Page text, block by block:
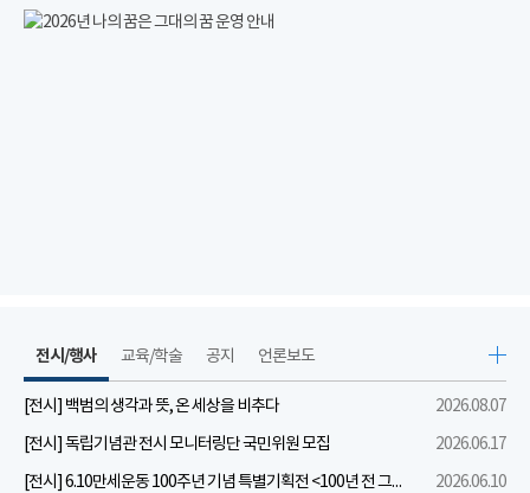
전시/행사
[전시] 백범의 생각과 뜻, 온 세상을 비추다
2026.08.07
[전시] 독립기념관 전시 모니터링단 국민위원 모집
2026.06.17
[전시] 6.10만세운동 100주년 기념 특별기획전 <100년 전 그날을 보다: 6.10만세운동>
2026.06.10
교육/학술 공지 언론보도